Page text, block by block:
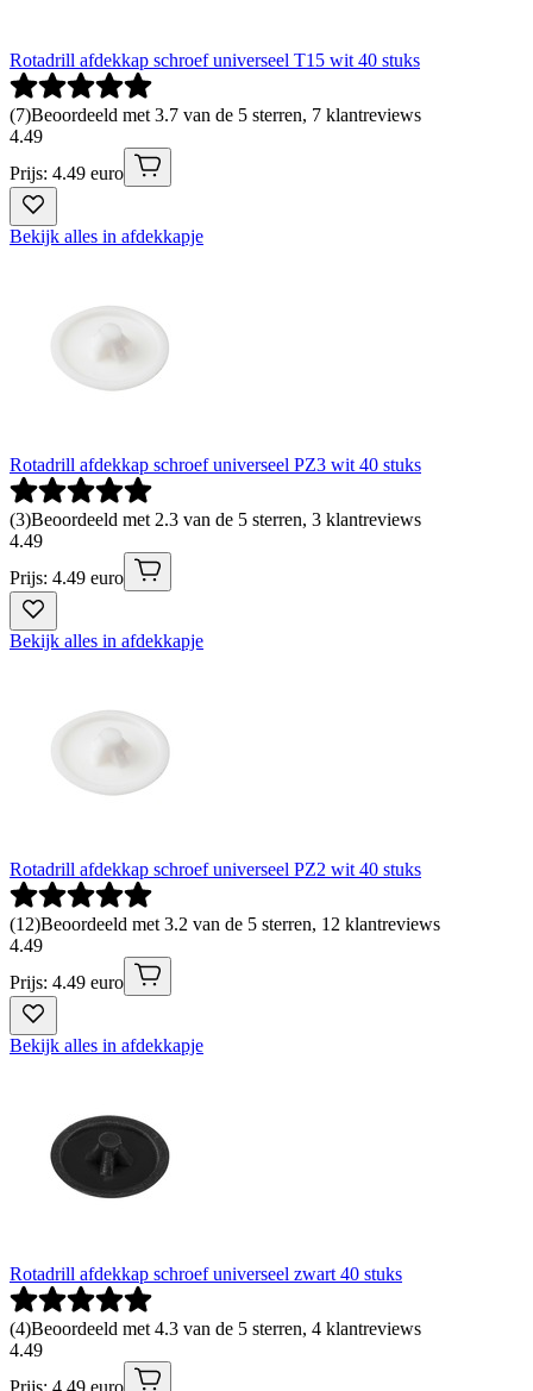
Rotadrill afdekkap schroef universeel T15 wit 40 stuks
(7)Beoordeeld met 3.7 van de 5 sterren, 7 klantreviews
4.49
Prijs: 4.49 euro
Bekijk alles in afdekkapje
Rotadrill afdekkap schroef universeel PZ3 wit 40 stuks
(3)Beoordeeld met 2.3 van de 5 sterren, 3 klantreviews
4.49
Prijs: 4.49 euro
Bekijk alles in afdekkapje
Rotadrill afdekkap schroef universeel PZ2 wit 40 stuks
(12)Beoordeeld met 3.2 van de 5 sterren, 12 klantreviews
4.49
Prijs: 4.49 euro
Bekijk alles in afdekkapje
Rotadrill afdekkap schroef universeel zwart 40 stuks
(4)Beoordeeld met 4.3 van de 5 sterren, 4 klantreviews
4.49
Prijs: 4.49 euro